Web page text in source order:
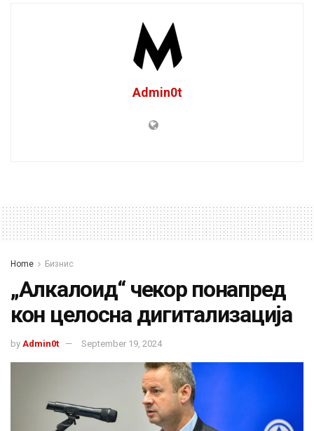
Admin0t
Home Бизнис
„Алкалоид“ чекор понапред
кон целосна дигитализација
by Admin0t September 19, 2024